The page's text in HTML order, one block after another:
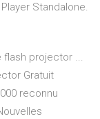
Standalone.
flash projector ...
Gratuit
reconnu